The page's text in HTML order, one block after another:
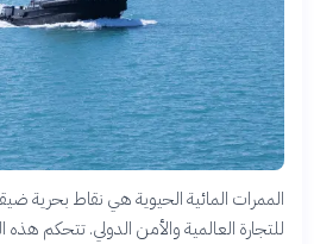
الممرات المائية الحيوية هي نقاط بحرية
للتجارة العالمية والأمن الدولي. تتحكم